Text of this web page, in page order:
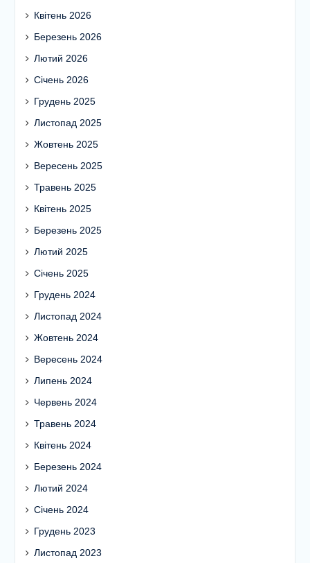
Квітень 2026
Березень 2026
Лютий 2026
Січень 2026
Грудень 2025
Листопад 2025
Жовтень 2025
Вересень 2025
Травень 2025
Квітень 2025
Березень 2025
Лютий 2025
Січень 2025
Грудень 2024
Листопад 2024
Жовтень 2024
Вересень 2024
Липень 2024
Червень 2024
Травень 2024
Квітень 2024
Березень 2024
Лютий 2024
Січень 2024
Грудень 2023
Листопад 2023